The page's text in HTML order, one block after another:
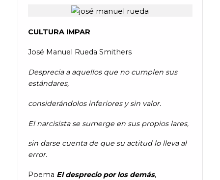
CULTURA IMPAR
José Manuel Rueda Smithers
Desprecia a aquellos que no cumplen sus
estándares,
considerándolos inferiores y sin valor.
El narcisista se sumerge en sus propios lares,
sin darse cuenta de que su actitud lo lleva al
error.
Poema El desprecio por los demás,